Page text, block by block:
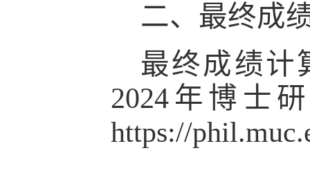
二、最终成
最终成绩计
2024年博士
https://